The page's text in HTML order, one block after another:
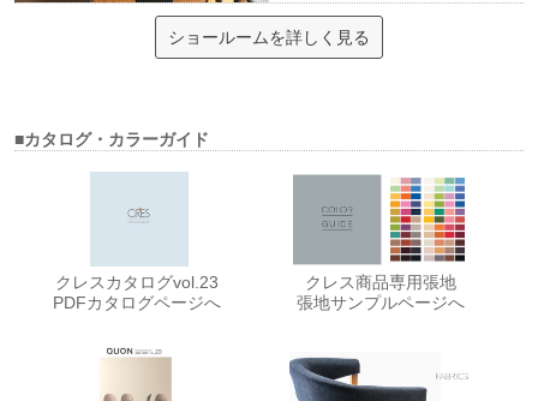
ショールームを詳しく見る
■カタログ・カラーガイド
クレスカタログvol.23
PDFカタログページへ
クレス商品専用張地
張地サンプルページへ